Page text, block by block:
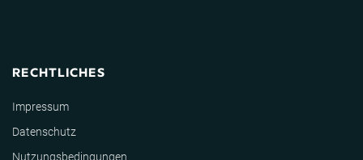
RECHTLICHES
Impressum
Datenschutz
Nutzungsbedingungen